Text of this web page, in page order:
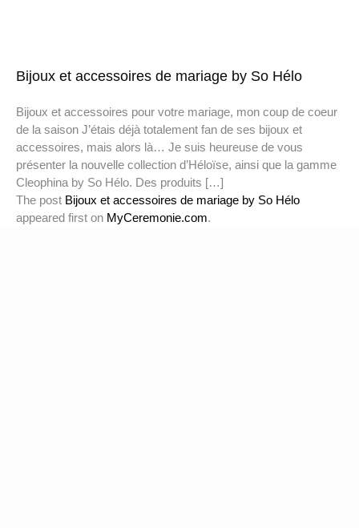
Bijoux et accessoires de mariage by So Hélo
Bijoux et accessoires pour votre mariage, mon coup de coeur
de la saison J’étais déjà totalement fan de ses bijoux et
accessoires, mais alors là… Je suis heureuse de vous
présenter la nouvelle collection d’Héloïse, ainsi que la gamme
Cleophina by So Hélo. Des produits […]
The post Bijoux et accessoires de mariage by So Hélo
appeared first on MyCeremonie.com.